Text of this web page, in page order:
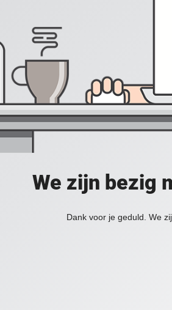
We zijn bezig
Dank voor je geduld. We